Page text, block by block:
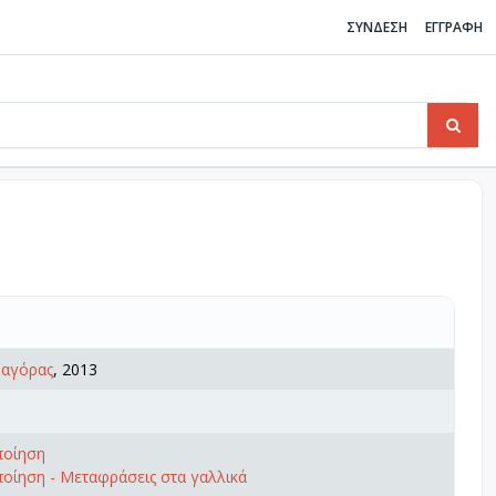
ΣΥΝΔΕΣΗ ΕΓΓΡΑΦΗ
, 2013
- Μεταφράσεις στα γαλλικά